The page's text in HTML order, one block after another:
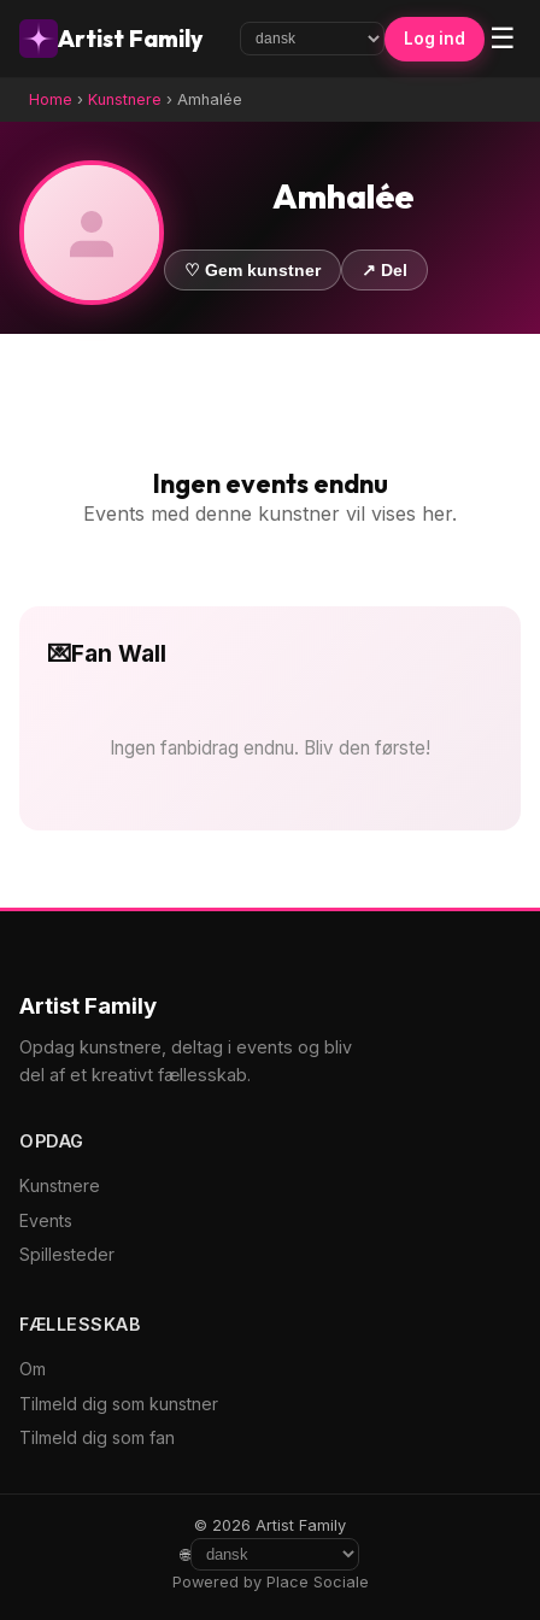
Artist Family Log ind ☰
Home › Kunstnere › Amhalée
Amhalée
♡ Gem kunstner ↗ Del
Ingen events endnu
Events med denne kunstner vil vises her.
💌Fan Wall
Ingen fanbidrag endnu. Bliv den første!
Artist Family
Opdag kunstnere, deltag i events og bliv
del af et kreativt fællesskab.
OPDAG
Kunstnere
Events
Spillesteder
FÆLLESSKAB
Om
Tilmeld dig som kunstner
Tilmeld dig som fan
© 2026 Artist Family
🌐
Powered by Place Sociale